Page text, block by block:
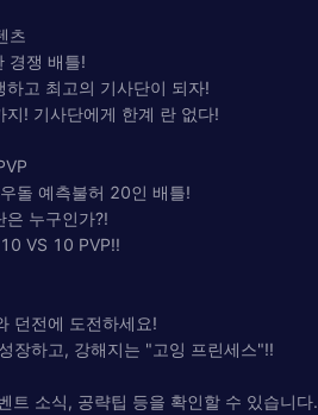
츠
경쟁 배틀!
고 최고의 기사단이 되자!
! 기사단에게 한계 란 없다!
돌 예측불허 20인 배틀!
은 누구인가?!
VS 10 PVP!!
던전에 도전하세요!
장하고, 강해지는 "고잉 프린세스"!!
트 소식, 공략팁 등을 확인할 수 있습니다.